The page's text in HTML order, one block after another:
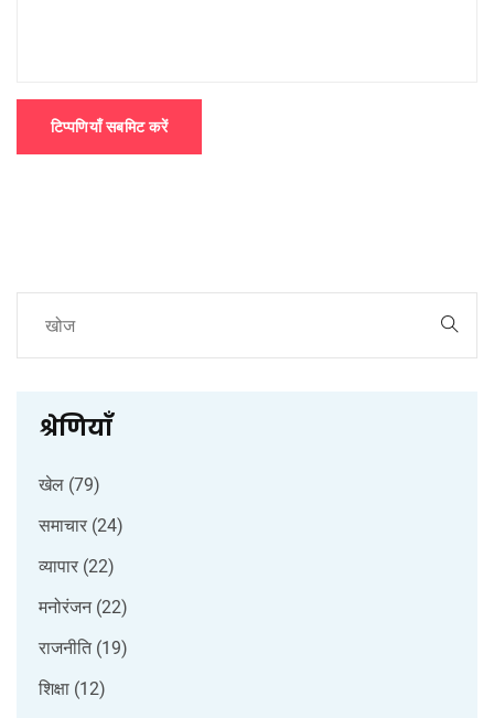
टिप्पणियाँ सबमिट करें
श्रेणियाँ
खेल (79)
समाचार (24)
व्यापार (22)
मनोरंजन (22)
राजनीति (19)
शिक्षा (12)